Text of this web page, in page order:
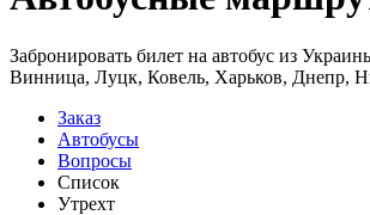
Забронировать билет на автобус из
Винница, Луцк, Ковель, Харьков, Днепр,
Заказ
Автобусы
Вопросы
Список
Утрехт